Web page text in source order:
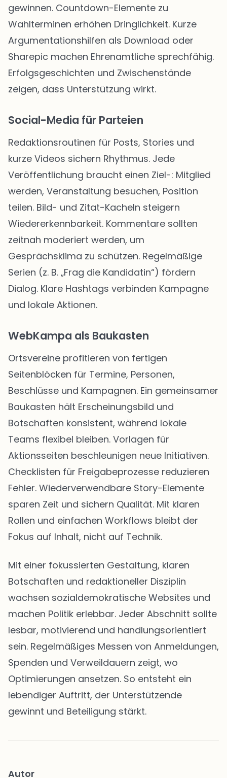
gewinnen. Countdown-Elemente zu
Wahlterminen erhöhen Dringlichkeit. Kurze
Argumentationshilfen als Download oder
Sharepic machen Ehrenamtliche sprechfähig.
Erfolgsgeschichten und Zwischenstände
zeigen, dass Unterstützung wirkt.
Social-Media für Parteien
Redaktionsroutinen für Posts, Stories und
kurze Videos sichern Rhythmus. Jede
Veröffentlichung braucht einen Ziel-: Mitglied
werden, Veranstaltung besuchen, Position
teilen. Bild- und Zitat-Kacheln steigern
Wiedererkennbarkeit. Kommentare sollten
zeitnah moderiert werden, um
Gesprächsklima zu schützen. Regelmäßige
Serien (z. B. „Frag die Kandidatin“) fördern
Dialog. Klare Hashtags verbinden Kampagne
und lokale Aktionen.
WebKampa als Baukasten
Ortsvereine profitieren von fertigen
Seitenblöcken für Termine, Personen,
Beschlüsse und Kampagnen. Ein gemeinsamer
Baukasten hält Erscheinungsbild und
Botschaften konsistent, während lokale
Teams flexibel bleiben. Vorlagen für
Aktionsseiten beschleunigen neue Initiativen.
Checklisten für Freigabeprozesse reduzieren
Fehler. Wiederverwendbare Story-Elemente
sparen Zeit und sichern Qualität. Mit klaren
Rollen und einfachen Workflows bleibt der
Fokus auf Inhalt, nicht auf Technik.
Mit einer fokussierten Gestaltung, klaren
Botschaften und redaktioneller Disziplin
wachsen sozialdemokratische Websites und
machen Politik erlebbar. Jeder Abschnitt sollte
lesbar, motivierend und handlungsorientiert
sein. Regelmäßiges Messen von Anmeldungen,
Spenden und Verweildauern zeigt, wo
Optimierungen ansetzen. So entsteht ein
lebendiger Auftritt, der Unterstützende
gewinnt und Beteiligung stärkt.
Autor